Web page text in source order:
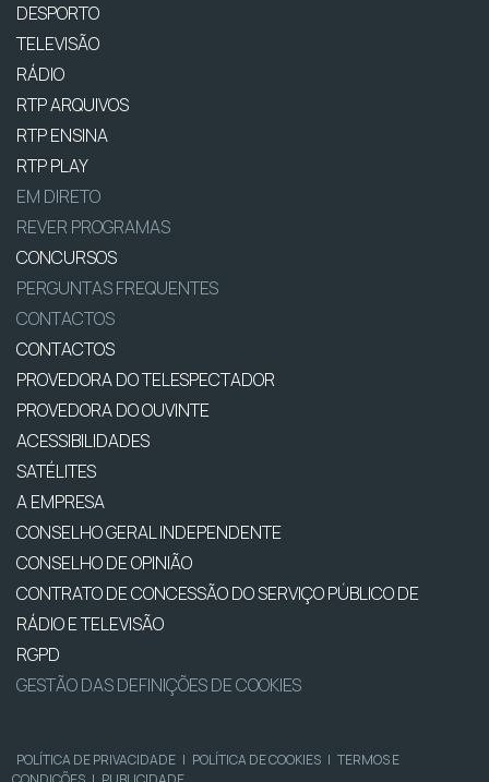
DESPORTO
TELEVISÃO
RÁDIO
RTP ARQUIVOS
RTP ENSINA
RTP PLAY
EM DIRETO
REVER PROGRAMAS
CONCURSOS
PERGUNTAS FREQUENTES
CONTACTOS
CONTACTOS
PROVEDORA DO TELESPECTADOR
PROVEDORA DO OUVINTE
ACESSIBILIDADES
SATÉLITES
A EMPRESA
CONSELHO GERAL INDEPENDENTE
CONSELHO DE OPINIÃO
CONTRATO DE CONCESSÃO DO SERVIÇO PÚBLICO DE
RÁDIO E TELEVISÃO
RGPD
GESTÃO DAS DEFINIÇÕES DE COOKIES
POLÍTICA DE PRIVACIDADE | POLÍTICA DE COOKIES | TERMOS E